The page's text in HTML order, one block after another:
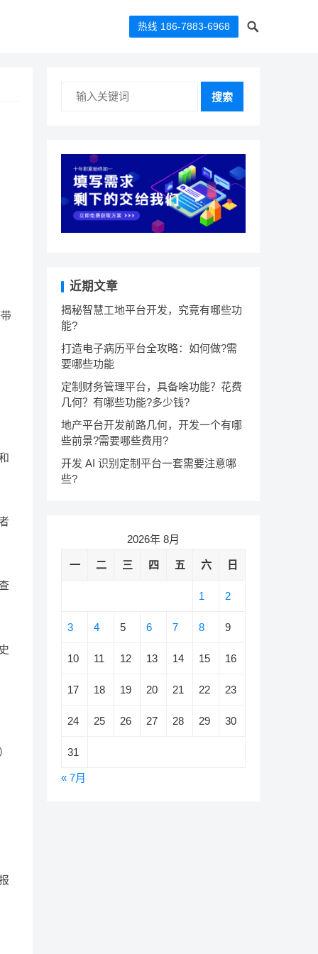
热线 186-7883-6968
搜索
近期文章
揭秘智慧工地平台开发，究竟有哪些功
能?
打造电子病历平台全攻略：如何做?需
要哪些功能
定制财务管理平台，具备啥功能？花费
几何？有哪些功能?多少钱?
地产平台开发前路几何，开发一个有哪
些前景?需要哪些费用?
开发 AI 识别定制平台一套需要注意哪
些?
2026年 8月
一 二 三 四 五 六 日
1 2
3 4 5 6 7 8 9
10 11 12 13 14 15 16
17 18 19 20 21 22 23
24 25 26 27 28 29 30
31
« 7月